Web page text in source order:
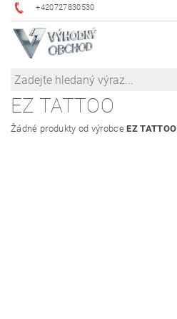
+420727830530
EZ TATTOO
Žádné produkty od výrobceEZ TATTOO